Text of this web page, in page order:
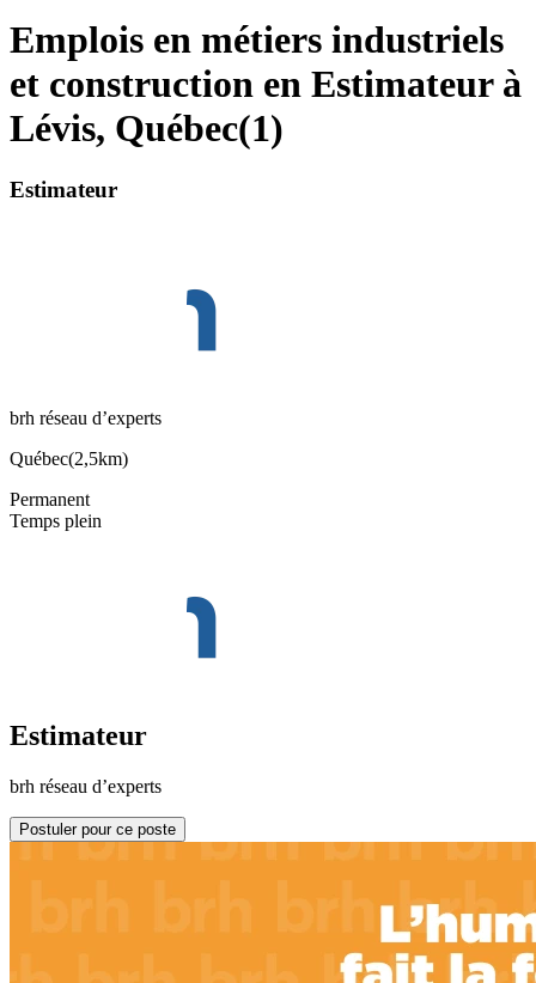
Emplois en métiers industriels
et construction en Estimateur à
Lévis, Québec(1)
Estimateur
brh réseau d’experts
Québec(2,5km)
Permanent
Temps plein
Estimateur
brh réseau d’experts
Postuler pour ce poste